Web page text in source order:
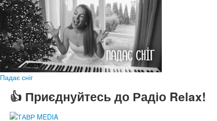
Падає сніг
👍 Приєднуйтесь до Радіо Relax!